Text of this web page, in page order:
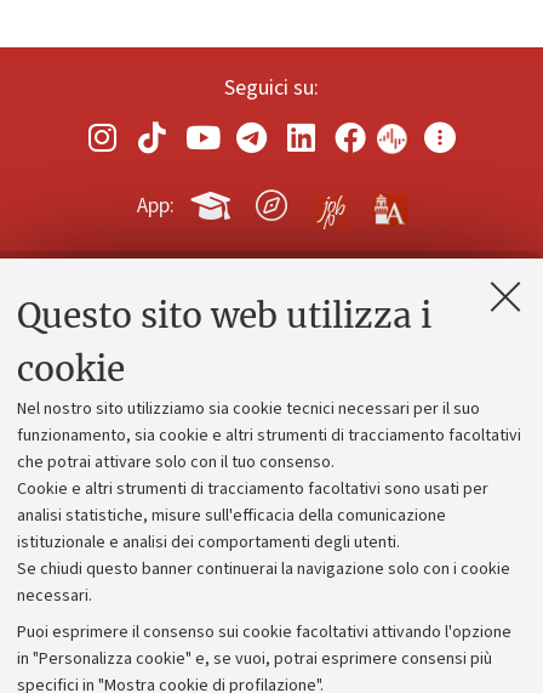
Questo sito web utilizza i
cookie
Nel nostro sito utilizziamo sia cookie tecnici necessari per il suo
funzionamento, sia cookie e altri strumenti di tracciamento facoltativi
che potrai attivare solo con il tuo consenso.
Cookie e altri strumenti di tracciamento facoltativi sono usati per
analisi statistiche, misure sull'efficacia della comunicazione
istituzionale e analisi dei comportamenti degli utenti.
Se chiudi questo banner continuerai la navigazione solo con i cookie
necessari.
Puoi esprimere il consenso sui cookie facoltativi attivando l'opzione
in "Personalizza cookie" e, se vuoi, potrai esprimere consensi più
specifici in "Mostra cookie di profilazione".
Seguici su:
App:
Contatti e PEC
Alumni community
Piano strategico
Bilanci
Donazioni e 5x1000
Bandi, gare e concorsi
Albo online